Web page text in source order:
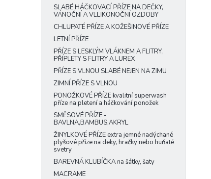
SLABÉ HÁČKOVACÍ PŘÍZE NA DEČKY,
VÁNOČNÍ A VELIKONOČNÍ OZDOBY
CHLUPATÉ PŘÍZE A KOŽEŠINOVÉ PŘÍZE
LETNÍ PŘÍZE
PŘÍZE S LESKLÝM VLÁKNEM A FLITRY,
PŘÍPLETY S FLITRY A LUREX
PŘÍZE S VLNOU SLABÉ NEJEN NA ZIMU
ZIMNÍ PŘÍZE S VLNOU
PONOŽKOVÉ PŘÍZE kvalitní superwash
příze na pletení a háčkování ponožek
SMĚSOVÉ PŘÍZE -
BAVLNA,BAMBUS,AKRYL
ŽINYLKOVÉ PŘÍZE extra jemné nadýchané
plyšové příze na deky, hračky nebo huňaté
svetry
BAREVNÁ KLUBÍČKA na šátky, šaty
MACRAME